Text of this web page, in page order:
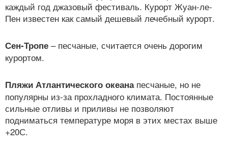
каждый год джазовый фестиваль. Курорт Жуан-ле-
Пен известен как самый дешевый лечебный курорт.
Сен-Тропе – песчаные, считается очень дорогим
курортом.
Пляжи Атлантического океанапесчаные, но не
популярны из-за прохладного климата. Постоянные
сильные отливы и приливы не позволяют
подниматься температуре моря в этих местах выше
+20С.